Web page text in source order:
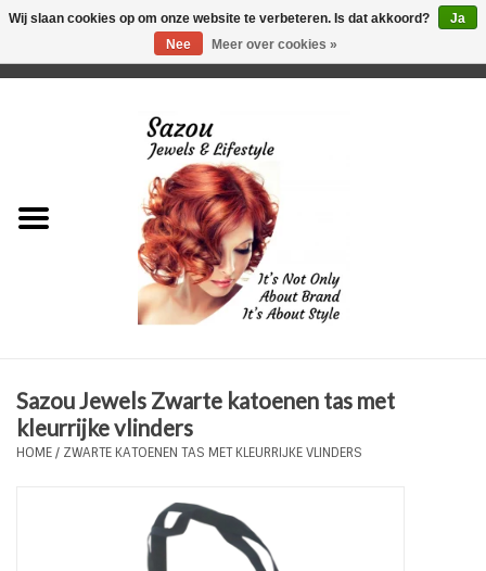
Just for Him
Plus Size Sieraden
Sazou Jewels Zwarte katoenen tas met
kleurrijke vlinders
HOME/ ZWARTE KATOENEN TAS MET KLEURRIJKE VLINDERS
Wij slaan cookies op om onze website te verbeteren. Is dat akkoord?
Ja
Nee
Meer over cookies »